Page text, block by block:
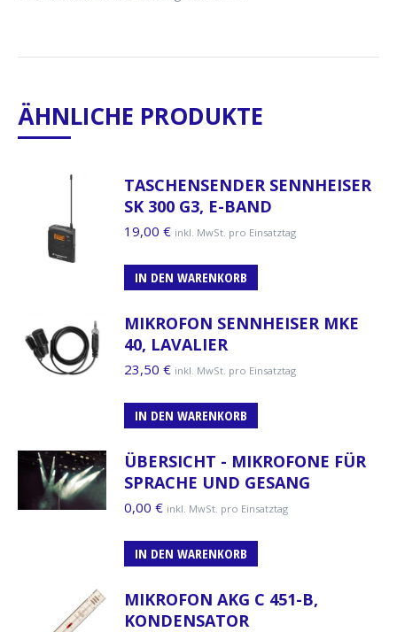
ÄHNLICHE PRODUKTE
TASCHENSENDER SENNHEISER
SK 300 G3, E-BAND
19,00 € inkl. MwSt. pro Einsatztag
IN DEN WARENKORB
MIKROFON SENNHEISER MKE
40, LAVALIER
23,50 € inkl. MwSt. pro Einsatztag
IN DEN WARENKORB
ÜBERSICHT - MIKROFONE FÜR
SPRACHE UND GESANG
0,00 € inkl. MwSt. pro Einsatztag
IN DEN WARENKORB
MIKROFON AKG C 451-B,
KONDENSATOR